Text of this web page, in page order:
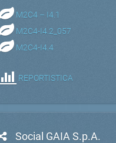
M2C4 – I4.1
M2C4-I4.2_057
M2C4-I4.4
REPORTISTICA
Social GAIA S.p.A.